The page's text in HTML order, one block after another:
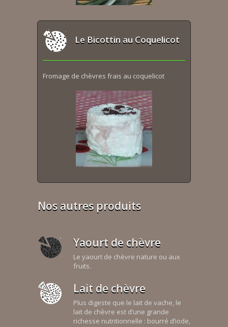
Le Bicottin au Coquelicot
Fromage de chèvres frais au coquelicot
Nos autres produits
Yaourt de chèvre
Le yaourt de chèvre nature ou aux
fruits.
Lait de chèvre
Plus digeste que le lait de vache, le
lait de chèvre est d’une grande
richesse nutritionnelle : bourré d’iode,